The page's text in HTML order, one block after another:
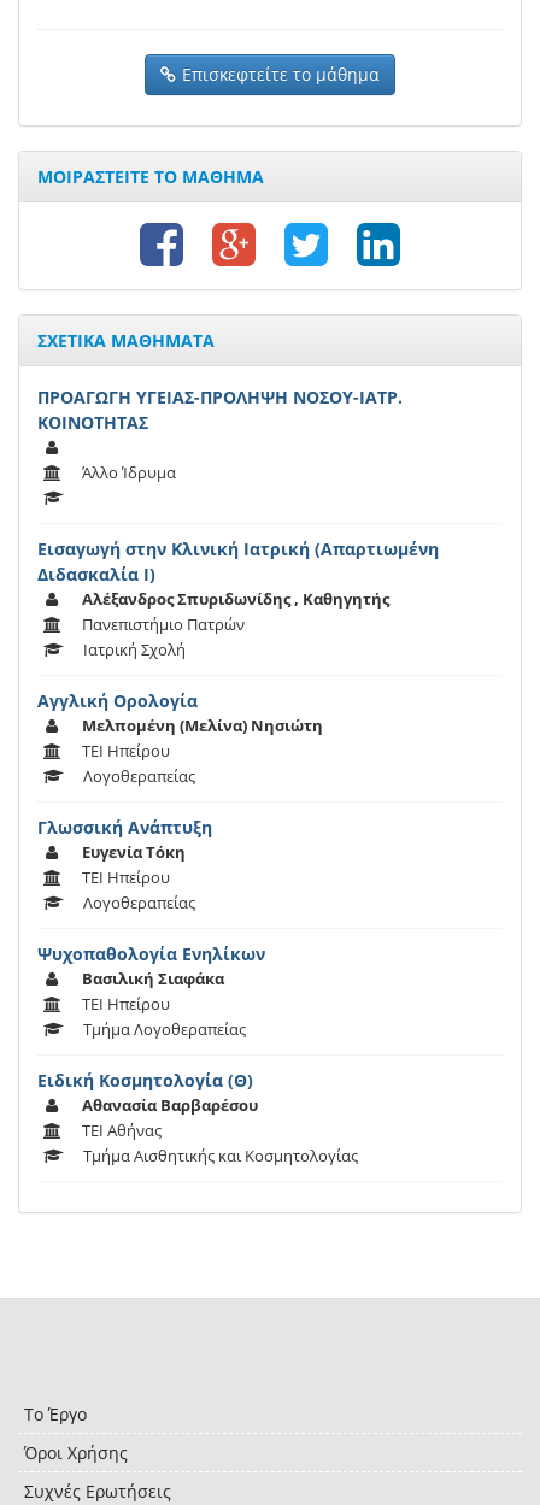
Επισκεφτείτε το μάθημα
ΜΟΙΡΑΣΤΕΙΤΕ ΤΟ ΜΑΘΗΜΑ
ΣΧΕΤΙΚΑ ΜΑΘΗΜΑΤΑ
ΠΡΟΑΓΩΓΗ ΥΓΕΙΑΣ-ΠΡΟΛΗΨΗ ΝΟΣΟΥ-ΙΑΤΡ.
ΚΟΙΝΟΤΗΤΑΣ
Άλλο Ίδρυμα
Εισαγωγή στην Κλινική Ιατρική (Απαρτιωμένη
Διδασκαλία Ι)
Αλέξανδρος Σπυριδωνίδης , Καθηγητής
Πανεπιστήμιο Πατρών
Ιατρική Σχολή
Αγγλική Ορολογία
Μελπομένη (Μελίνα) Νησιώτη
ΤΕΙ Ηπείρου
Λογοθεραπείας
Γλωσσική Ανάπτυξη
Ευγενία Τόκη
ΤΕΙ Ηπείρου
Λογοθεραπείας
Ψυχοπαθολογία Ενηλίκων
Βασιλική Σιαφάκα
ΤΕΙ Ηπείρου
Τμήμα Λογοθεραπείας
Ειδική Κοσμητολογία (Θ)
Αθανασία Βαρβαρέσου
ΤΕΙ Αθήνας
Τμήμα Αισθητικής και Κοσμητολογίας
Το Έργο
Όροι Χρήσης
Συχνές Ερωτήσεις